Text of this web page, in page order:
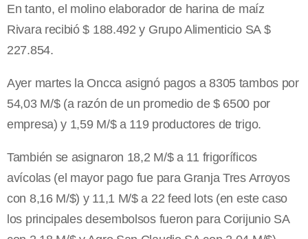
En tanto, el molino elaborador de harina de maíz
Rivara recibió $ 188.492 y Grupo Alimenticio SA $
227.854.
Ayer martes la Oncca asignó pagos a 8305 tambos por
54,03 M/$ (a razón de un promedio de $ 6500 por
empresa) y 1,59 M/$ a 119 productores de trigo.
También se asignaron 18,2 M/$ a 11 frigoríficos
avícolas (el mayor pago fue para Granja Tres Arroyos
con 8,16 M/$) y 11,1 M/$ a 22 feed lots (en este caso
los principales desembolsos fueron para Corijunio SA